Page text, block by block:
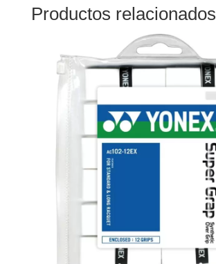
Productos relacionados